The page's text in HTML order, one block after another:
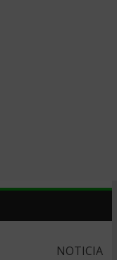
NOTICIA